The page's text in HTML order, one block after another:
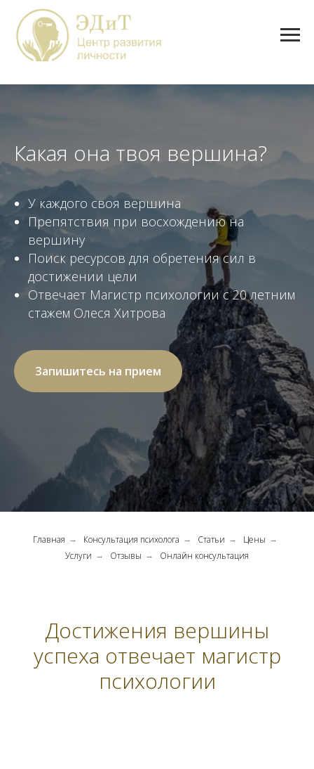
Какая она твоя вершина?
У каждого своя вершина
Препятствия при восхождению на
вершину
Поиск ресурсов для обретения сил в
достижении цели
Отвечает Магистр психологии с 20 летним
стажем Олеся Хитрова
Запишитесь на прием
Главная → Консультация психолога → Статьи → Цены →
Услуги → Отзывы → Онлайн консультация
Достижения вершины
успеха отвечает магистр
психологии